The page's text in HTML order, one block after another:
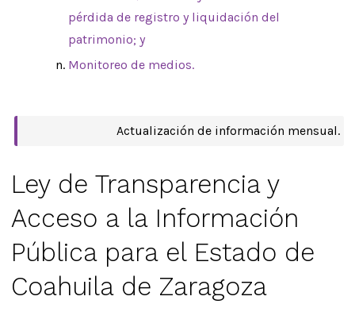
pérdida de registro y liquidación del
patrimonio; y
Monitoreo de medios.
Actualización de información mensual.
Ley de Transparencia y
Acceso a la Información
Pública para el Estado de
Coahuila de Zaragoza